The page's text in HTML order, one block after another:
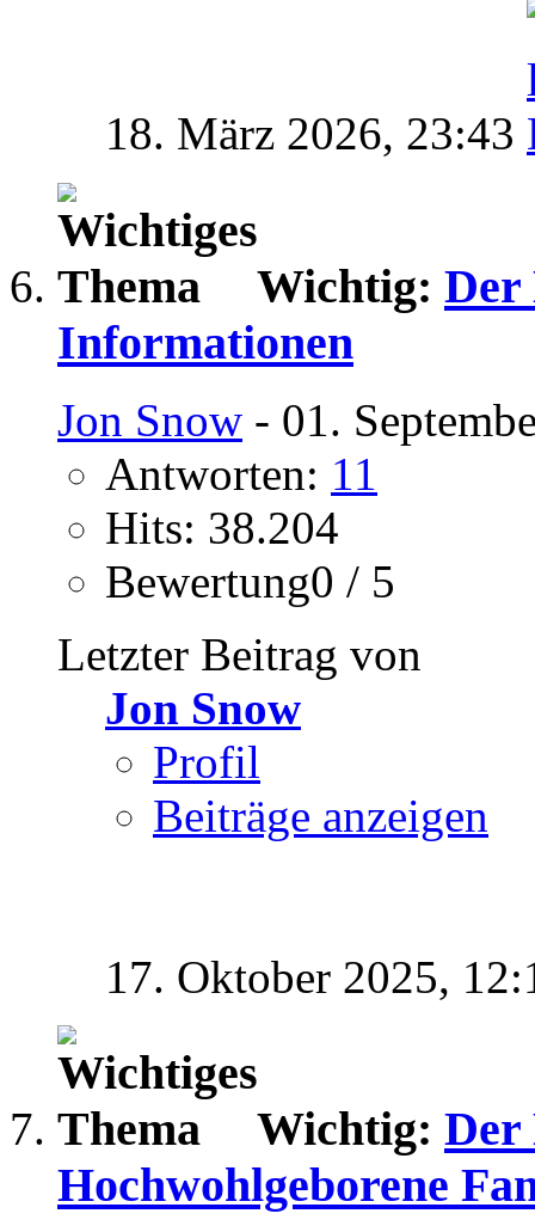
18. März 2026, 23:43
Wichtig: Der
Informationen
Jon Snow - 01.
Antworten: 11
Hits: 38.204
Bewertung0 / 5
Letzter Beitrag von
Jon Snow
Profil
Beiträge anzeigen
17. Oktober 2025,
Wichtig: Der
Hochwohlgeborene